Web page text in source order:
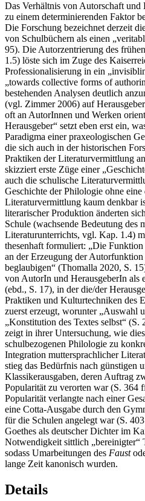
Das Verhältnis von Autorschaft und
zu einem determinierenden Faktor
Die Forschung bezeichnet derzeit
von Schulbüchern als einen
95). Die Autorzentrierung des
1.5) löste sich im Zuge des
Professionalisierung in ein
„towards collective forms of
bestehenden Analysen deutlich
(vgl. Zimmer 2006) auf
oft an AutorInnen und Werken
Herausgeber“ setzt eben erst ein,
Paradigma einer praxeologischen
die sich auch in der historischen
Praktiken der Literaturvermittlung
skizziert erste Züge einer
auch die schulische
Geschichte der Philologie ohne
Literaturvermittlung kaum denkbar
literarischer Produktion änderten
Schule (wachsende Bedeutung des
Literaturunterrichts, vgl. Kap. 1.4)
thesenhaft formuliert: „Die Funktion
an der Erzeugung der
beglaubigen“ (Thomalla 2020, S.
von AutorIn und HerausgeberIn als
(ebd., S. 17), in der die/der
Praktiken und Kulturtechniken des
zuerst erzeugt, worunter „Auswahl
„Konstitution des Textes selbst“
zeigt in ihrer Untersuchung, wie
schulbezogenen Philologie zu
Integration muttersprachlicher
stieg das Bedürfnis nach günstigen
Klassikerausgaben, deren Auftrag
Popularität zu verorten war (S. 364
Popularität verlangte nach einer
eine Cotta-Ausgabe durch den
für die Schulen angelegt war (S.
Goethes als deutscher Dichter im
Notwendigkeit sittlich „bereinigter“
sodass Umarbeitungen des Faust
lange Zeit kanonisch wurden.
Details